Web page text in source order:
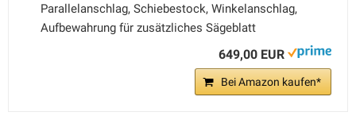
Parallelanschlag, Schiebestock, Winkelanschlag,
Aufbewahrung für zusätzliches Sägeblatt
649,00 EUR
Bei Amazon kaufen*